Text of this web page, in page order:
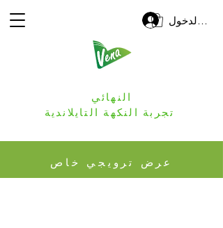
عرض ترويجي خاص
النهائي
الدخول